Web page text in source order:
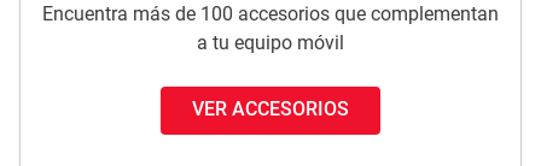
Encuentra más de 100 accesorios que complementan
a tu equipo móvil
VER ACCESORIOS